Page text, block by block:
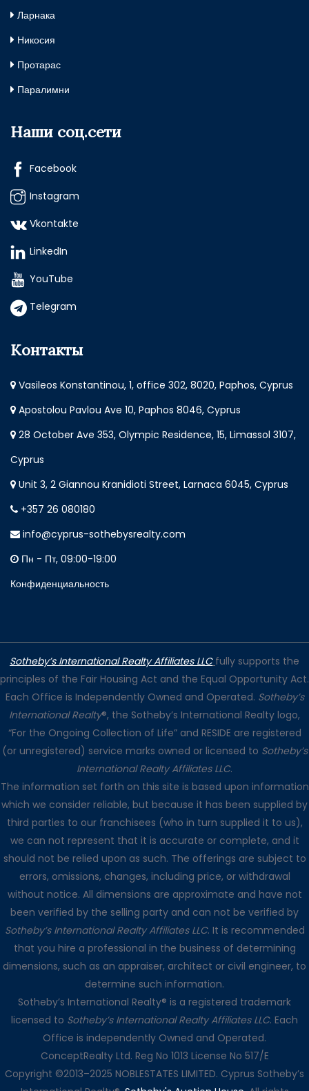
Ларнака
Никосия
Протарас
Паралимни
Наши соц.сети
Facebook
Instagram
Vkontakte
LinkedIn
YouTube
Telegram
Контакты
Vasileos Konstantinou, 1, office 302, 8020, Paphos, Cyprus
Apostolou Pavlou Ave 10, Paphos 8046, Cyprus
28 October Ave 353, Olympic Residence, 15, Limassol 3107,
Cyprus
Unit 3, 2 Giannou Kranidioti Street, Larnaca 6045, Cyprus
+357 26 080180
info@cyprus-sothebysrealty.com
Пн - Пт, 09:00-19:00
Конфиденциальность
Sotheby’s International Realty Affiliates LLC fully supports the
principles of the Fair Housing Act and the Equal Opportunity Act.
Each Office is Independently Owned and Operated. Sotheby’s
International Realty®, the Sotheby’s International Realty logo,
“For the Ongoing Collection of Life” and RESIDE are registered
(or unregistered) service marks owned or licensed to Sotheby’s
International Realty Affiliates LLC.
The information set forth on this site is based upon information
which we consider reliable, but because it has been supplied by
third parties to our franchisees (who in turn supplied it to us),
we can not represent that it is accurate or complete, and it
should not be relied upon as such. The offerings are subject to
errors, omissions, changes, including price, or withdrawal
without notice. All dimensions are approximate and have not
been verified by the selling party and can not be verified by
Sotheby’s International Realty Affiliates LLC. It is recommended
that you hire a professional in the business of determining
dimensions, such as an appraiser, architect or civil engineer, to
determine such information.
Sotheby’s International Realty® is a registered trademark
licensed to Sotheby’s International Realty Affiliates LLC. Each
Office is independently Owned and Operated.
ConceptRealty Ltd. Reg No 1013 License No 517/E
Copyright ©2013–2025 NOBLESTATES LIMITED. Cyprus Sotheby’s